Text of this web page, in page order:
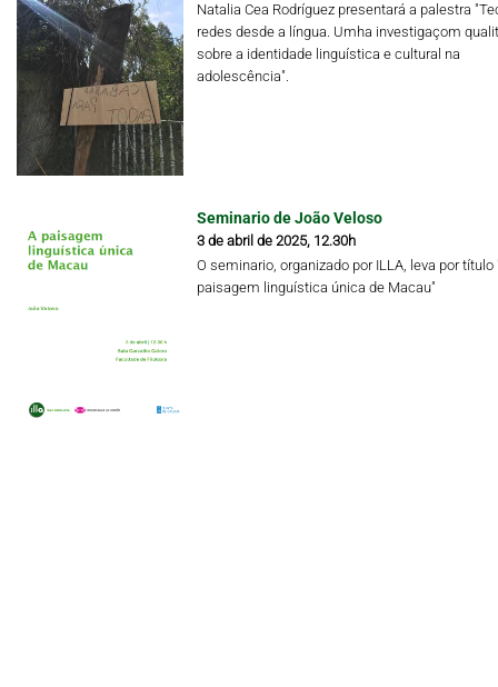
Natalia Cea Rodríguez presentará a palestra
redes desde a língua. Umha investigaçom
sobre a identidade linguística e cultural na
adolescência".
Seminario de João Veloso
3 de abril de 2025, 12.30h
O seminario, organizado por ILLA, leva por título
paisagem linguística única de Macau"